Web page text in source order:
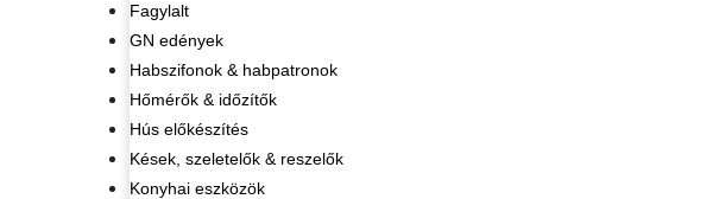
Fagylalt
GN edények
Habszifonok & habpatronok
Hőmérők & időzítők
Hús előkészítés
Kések, szeletelők & reszelők
Konyhai eszközök